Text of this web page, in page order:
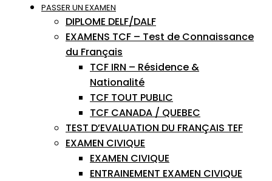
PASSER UN EXAMEN
DIPLOME DELF/DALF
EXAMENS TCF – Test de Connaissance
du Français
TCF IRN – Résidence &
Nationalité
TCF TOUT PUBLIC
TCF CANADA / QUEBEC
TEST D’EVALUATION DU FRANÇAIS TEF
EXAMEN CIVIQUE
EXAMEN CIVIQUE
ENTRAINEMENT EXAMEN CIVIQUE